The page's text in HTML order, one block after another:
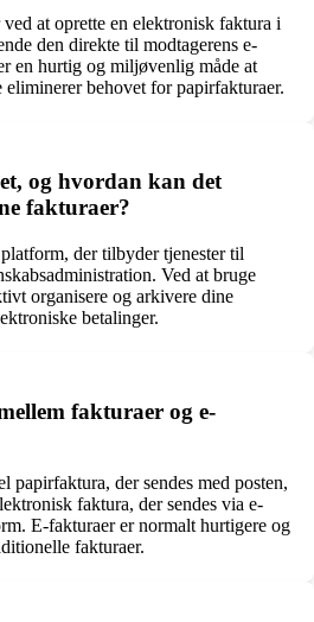
at oprette en elektronisk faktura i
den direkte til modtagerens e-
en hurtig og miljøvenlig måde at
eliminerer behovet for papirfakturaer.
og hvordan kan det
fakturaer?
der tilbyder tjenester til
Ved at bruge
organisere og arkivere dine
betalinger.
fakturaer og e-
papirfaktura, der sendes med posten,
faktura, der sendes via e-
E-fakturaer er normalt hurtigere og
fakturaer.